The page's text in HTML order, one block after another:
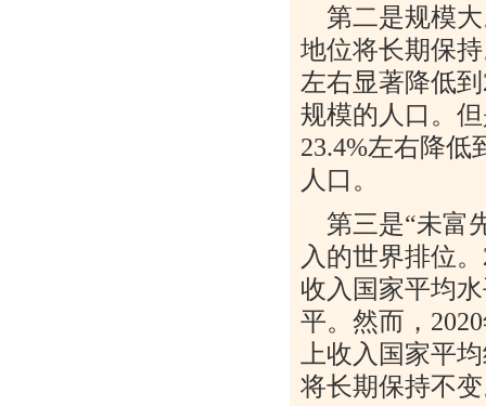
第二是规模
地位将长期保
左右显著降低到
规模的人口。
23.4%左右降低
人口。
第三是“未富
入的世界排位。
收入国家平均
平。然而， 2020
上收入国家平
将长期保持不